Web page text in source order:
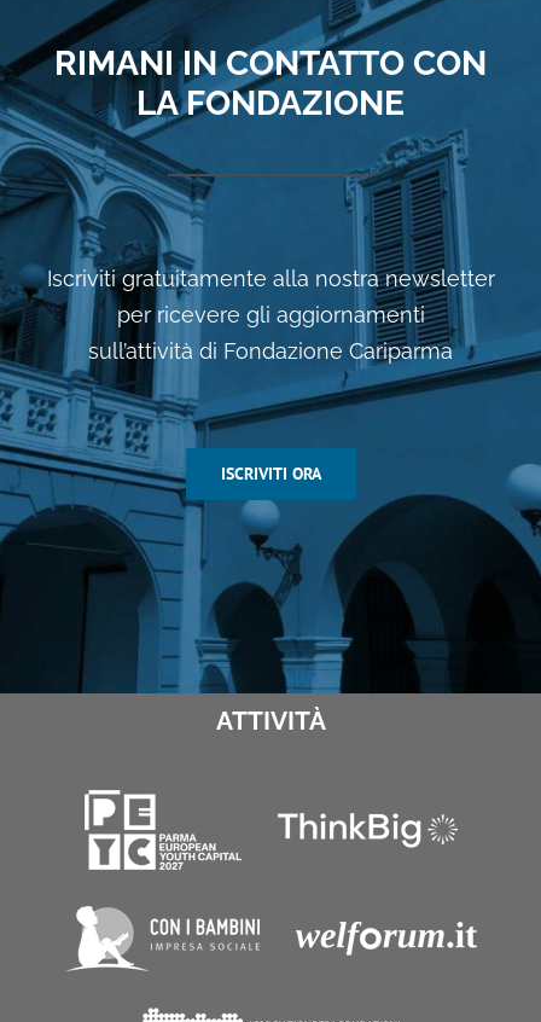
RIMANI IN CONTATTO CON
LA FONDAZIONE
Iscriviti gratuitamente alla nostra newsletter
per ricevere gli aggiornamenti
sull’attività di Fondazione Cariparma
ISCRIVITI ORA
ATTIVITÀ